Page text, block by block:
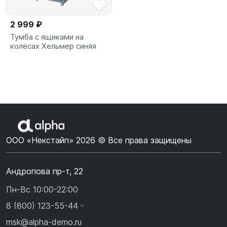
2 999 ₽
Тумба с ящиками на
колесах Хельмер синяя
ООО «Некстайп» 2026 © Все права защищены
Андропова пр-т, 22
Пн-Вс 10:00-22:00
8 (800) 123-55-44
msk@alpha-demo.ru